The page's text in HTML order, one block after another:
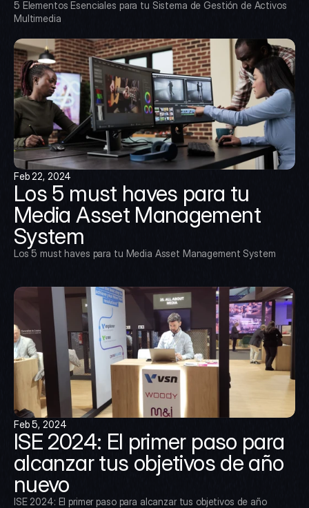
5 Elementos Esenciales para tu Sistema de Gestión de Activos
Multimedia
Feb 22, 2024
Los 5 must haves para tu
Media Asset Management
System
Los 5 must haves para tu Media Asset Management System
Feb 5, 2024
ISE 2024: El primer paso para
alcanzar tus objetivos de año
nuevo
ISE 2024: El primer paso para alcanzar tus objetivos de año